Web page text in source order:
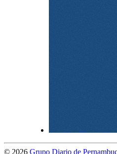
© 2026 Grupo Diario de